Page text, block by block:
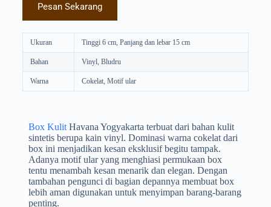
Pesan Sekarang
Ukuran Tinggi 6 cm, Panjang dan lebar 15 cm
Bahan Vinyl, Bludru
Warna Cokelat, Motif ular
Box KulitHavana Yogyakarta terbuat dari bahan kulit
sintetis berupa kain vinyl. Dominasi warna cokelat dari
box ini menjadikan kesan eksklusif begitu tampak.
Adanya motif ular yang menghiasi permukaan box
tentu menambah kesan menarik dan elegan. Dengan
tambahan pengunci di bagian depannya membuat box
lebih aman digunakan untuk menyimpan barang-barang
penting.